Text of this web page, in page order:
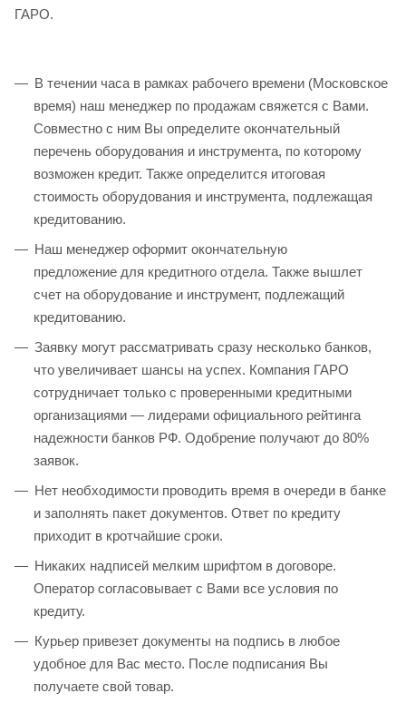
ГАРО.
В течении часа в рамках рабочего времени (Московское
время) наш менеджер по продажам свяжется с Вами.
Совместно с ним Вы определите окончательный
перечень оборудования и инструмента, по которому
возможен кредит. Также определится итоговая
стоимость оборудования и инструмента, подлежащая
кредитованию.
Наш менеджер оформит окончательную
предложение для кредитного отдела. Также вышлет
счет на оборудование и инструмент, подлежащий
кредитованию.
Заявку могут рассматривать сразу несколько банков,
что увеличивает шансы на успех. Компания ГАРО
сотрудничает только с проверенными кредитными
организациями — лидерами официального рейтинга
надежности банков РФ. Одобрение получают до 80%
заявок.
Нет необходимости проводить время в очереди в банке
и заполнять пакет документов. Ответ по кредиту
приходит в кротчайшие сроки.
Никаких надписей мелким шрифтом в договоре.
Оператор согласовывает с Вами все условия по
кредиту.
Курьер привезет документы на подпись в любое
удобное для Вас место. После подписания Вы
получаете свой товар.